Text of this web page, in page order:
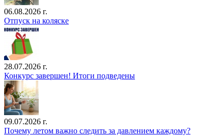
06.08.2026 г.
Отпуск на коляске
28.07.2026 г.
Конкурс завершен! Итоги подведены
09.07.2026 г.
Почему летом важно следить за давлением каждому?